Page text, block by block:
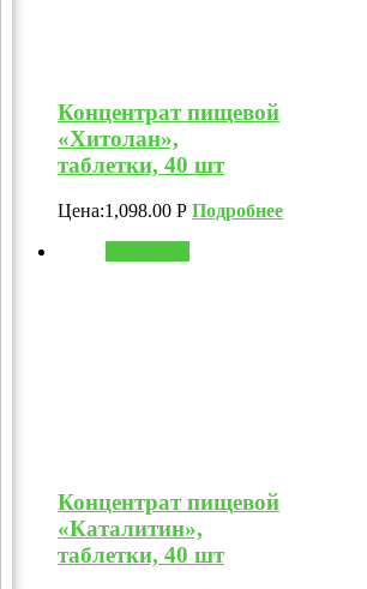
Концентрат пищевой
«Хитолан»,
таблетки, 40 шт
Цена:1,098.00 Р Подробнее
Концентрат пищевой
«Каталитин»,
таблетки, 40 шт